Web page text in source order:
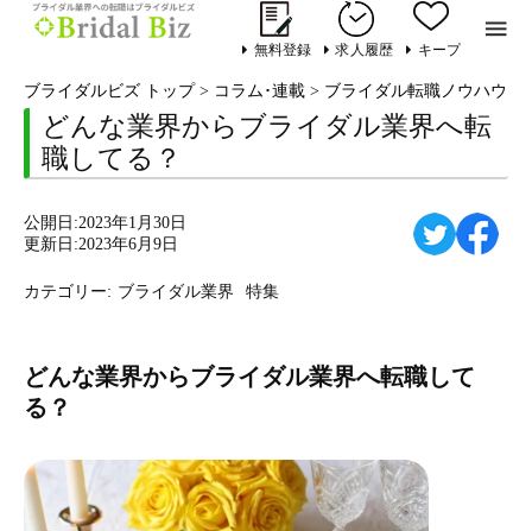

無料登録 求人履歴 キープ
ブライダルビズ トップ> コラム･連載 > ブライダル転職ノウハウ
どんな業界からブライダル業界へ転
職してる？
公開日:2023年1月30日
更新日:2023年6月9日
カテゴリー: ブライダル業界 特集
どんな業界からブライダル業界へ転職して
る？